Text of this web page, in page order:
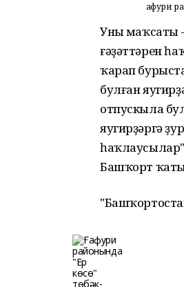
Ғафури
Уның
ғәҙәттәрен
ҡарап
булған
отпускыла
яугирҙәргә
Башҡорт